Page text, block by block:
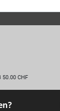
50.00 CHF